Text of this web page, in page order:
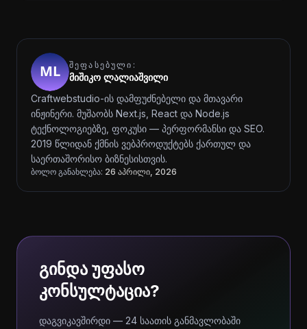
ᲨᲔᲤᲐᲡᲔᲑᲣᲚᲘ:
მიშიკო ლალიაშვილი
Craftwebstudio-ის დამფუძნებელი და მთავარი
ინჟინერი. მუშაობს Next.js, React და Node.js
ტექნოლოგიებზე, ფოკუსი — პერფორმანსი და SEO.
2019 წლიდან ქმნის ვებპროდუქტებს ქართულ და
საერთაშორისო ბიზნესისთვის.
ბოლო განახლება: 26 აპრილი, 2026
გინდა უფასო
კონსულტაცია?
დაგვიკავშირდი — 24 საათის განმავლობაში